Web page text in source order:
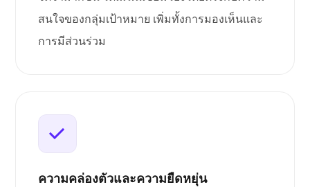
สนใจของกลุ่มเป้าหมาย เพิ่มทั้งการมองเห็นและ
การมีส่วนร่วม
ความคล่องตัวและความยืดหยุ่น